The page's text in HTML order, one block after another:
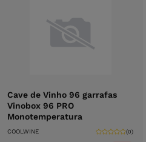
Cave de Vinho 96 garrafas
Vinobox 96 PRO
Monotemperatura
COOLWINE (0)